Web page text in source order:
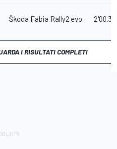
Škoda Fabia Rally2 evo 2'00.3
I RISULTATI COMPLETI